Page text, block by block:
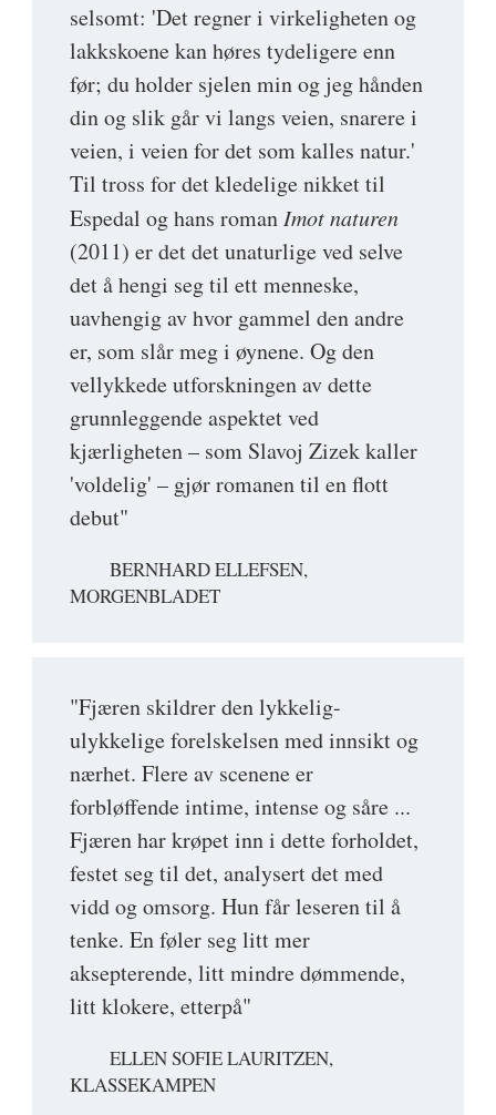
selsomt: 'Det regner i virkeligheten og
lakkskoene kan høres tydeligere enn
før; du holder sjelen min og jeg hånden
din og slik går vi langs veien, snarere i
veien, i veien for det som kalles natur.'
Til tross for det kledelige nikket til
Espedal og hans roman Imot naturen
(2011) er det det unaturlige ved selve
det å hengi seg til ett menneske,
uavhengig av hvor gammel den andre
er, som slår meg i øynene. Og den
vellykkede utforskningen av dette
grunnleggende aspektet ved
kjærligheten – som Slavoj Zizek kaller
'voldelig' – gjør romanen til en flott
debut"
BERNHARD ELLEFSEN,
MORGENBLADET
"Fjæren skildrer den lykkelig-
ulykkelige forelskelsen med innsikt og
nærhet. Flere av scenene er
forbløffende intime, intense og såre ...
Fjæren har krøpet inn i dette forholdet,
festet seg til det, analysert det med
vidd og omsorg. Hun får leseren til å
tenke. En føler seg litt mer
aksepterende, litt mindre dømmende,
litt klokere, etterpå"
ELLEN SOFIE LAURITZEN,
KLASSEKAMPEN